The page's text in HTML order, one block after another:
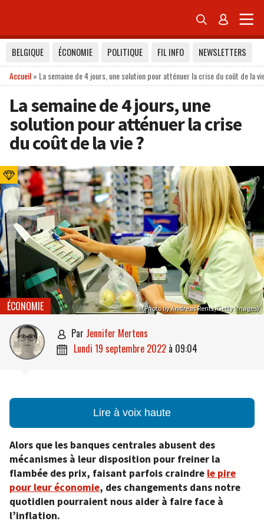
 
BELGIQUE ÉCONOMIE POLITIQUE FIL INFO
NEWSLETTERS
Accueil» La semaine de 4 jours, une solution pour atténuer la crise du coût de la
La semaine de 4 jours, une
solution pour atténuer la crise
du coût de la vie ?
(Photo by Andreas Rentz/Getty Images)
ÉCONOMIE
 par Jennifer Mertens
 lundi 19 septembre 2022 à 09:04
Lire à voix haute
Alors que les banques centrales abusent des
mécanismes à leur disposition pour freiner la
flambée des prix, faisant parfois craindre le pire
pour leur économie, des changements dans notre
quotidien pourraient nous aider à faire face à
l’inflation.